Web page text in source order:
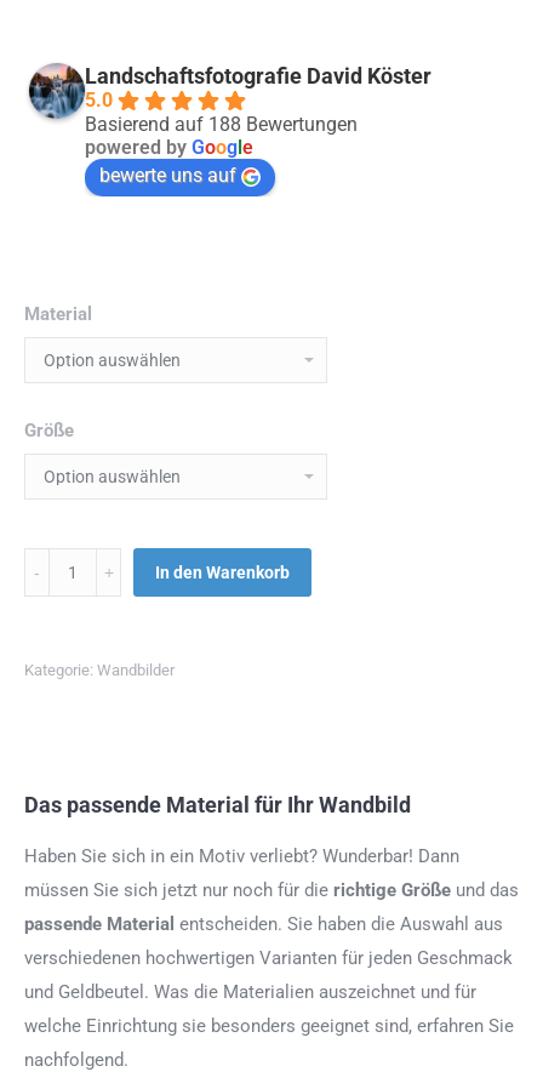
Landschaftsfotografie David Köster
5.0
Basierend auf 188 Bewertungen
powered by Google
bewerte uns auf
Material
Größe
Menge In den Warenkorb
Kategorie: Wandbilder
Das passende Material für Ihr Wandbild
Haben Sie sich in ein Motiv verliebt? Wunderbar! Dann
müssen Sie sich jetzt nur noch für die richtige Größe und das
passende Material entscheiden. Sie haben die Auswahl aus
verschiedenen hochwertigen Varianten für jeden Geschmack
und Geldbeutel. Was die Materialien auszeichnet und für
welche Einrichtung sie besonders geeignet sind, erfahren Sie
nachfolgend.